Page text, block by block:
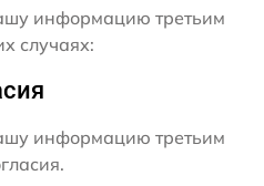
информацию третьим
случаях:
информацию третьим